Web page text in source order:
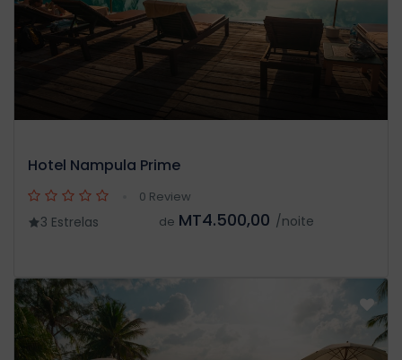
Hotel Nampula Prime
0 Review
3 Estrelas de MT4.500,00 /noite